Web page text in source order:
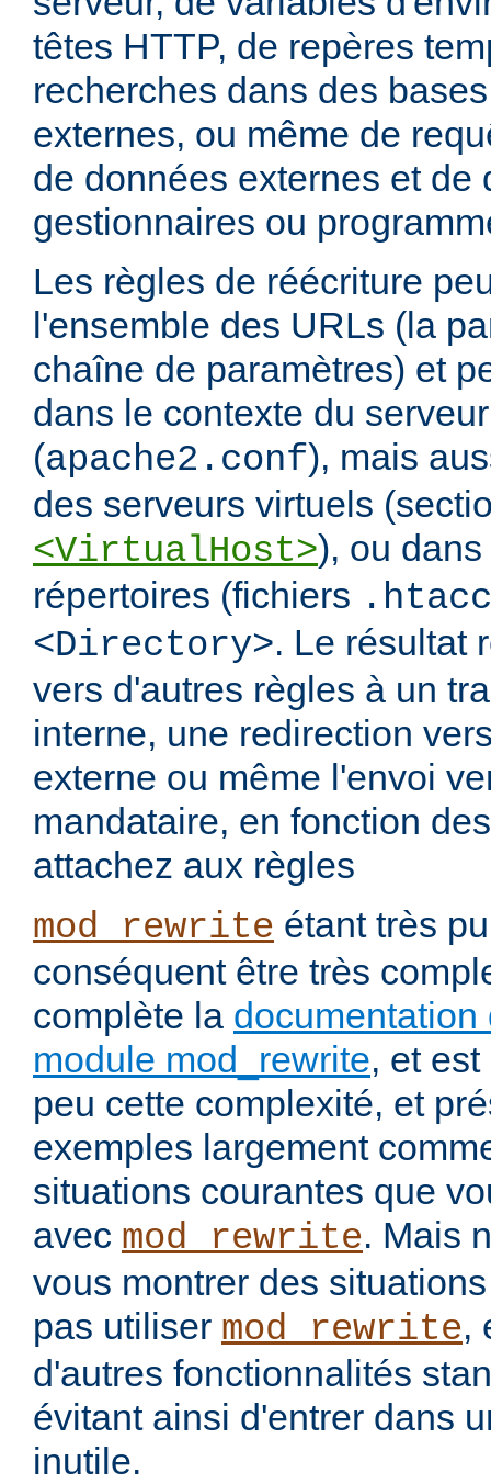
têtes HTTP, de repères
recherches dans des
externes, ou même de
de données externes et de
gestionnaires ou
Les règles de réécriture
l'ensemble des URLs (la
chaîne de paramètres) et
dans le contexte du
(apache2.conf), mais
des serveurs virtuels
<VirtualHost>), ou
répertoires (fichiers
<Directory>. Le résultat
vers d'autres règles à un
interne, une redirection
externe ou même l'envoi
mandataire, en fonction
attachez aux règles
mod_rewrite étant très
conséquent être très
complète la documentation
module mod_rewrite, et
peu cette complexité, et
exemples largement
situations courantes que
avec mod_rewrite. Mais
vous montrer des
pas utiliser mod_rewrite,
d'autres fonctionnalités
évitant ainsi d'entrer dans
inutile.